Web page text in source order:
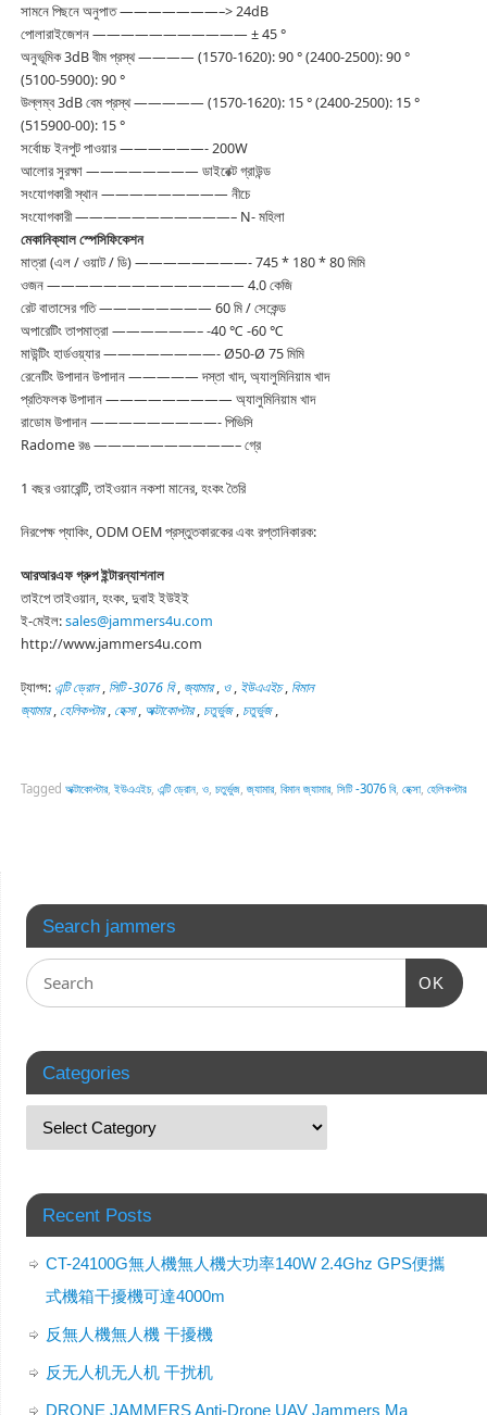
সামনে পিছনে অনুপাত ———————–> 24dB
পোলারাইজেশন ——————————— ± 45 °
অনুভূমিক 3dB বীম প্রস্থ ———— (1570-1620): 90 ° (2400-2500): 90 °
(5100-5900): 90 °
উল্লম্ব 3dB বেম প্রস্থ ————— (1570-1620): 15 ° (2400-2500): 15 °
(515900-00): 15 °
সর্বোচ্চ ইনপুট পাওয়ার ——————- 200W
আলোর সুরক্ষা ———————— ডাইরেক্ট গ্রাউন্ড
সংযোগকারী স্থান ————————— নীচে
সংযোগকারী ———————————– N- মহিলা
মেকানিক্যাল স্পেসিফিকেশন
মাত্রা (এল / ওয়াট / ডি) ————————- 745 * 180 * 80 মিমি
ওজন —————————————— 4.0 কেজি
রেট বাতাসের গতি ———————— 60 মি / সেকেন্ড
অপারেটিং তাপমাত্রা ——————– -40 ℃ -60 ℃
মাউন্টিং হার্ডওয়্যার ————————- Ø50-Ø 75 মিমি
রেনেটিং উপাদান উপাদান ————— দস্তা খাদ, অ্যালুমিনিয়াম খাদ
প্রতিফলক উপাদান ————————— অ্যালুমিনিয়াম খাদ
রাডোম উপাদান —————————- পিভিসি
Radome রঙ ——————————– গ্রে
1 বছর ওয়ারেন্টি, তাইওয়ান নকশা মানের, হংকং তৈরি
নিরপেক্ষ প্যাকিং, ODM OEM প্রস্তুতকারকের এবং রপ্তানিকারক:
আরআরএফ গ্রুপ ইন্টারন্যাশনাল
তাইপে তাইওয়ান, হংকং, দুবাই ইউইই
ই-মেইল:sales@jammers4u.com
http://www.jammers4u.com
ট্যাগ্স: এন্টি ড্রোন, সিটি -3076 বি, জ্যামার, ও, ইউএএইচ, বিমান
জ্যামার, হেলিকপ্টার, হেক্সা, অক্টাকোপ্টার, চতুর্ভুজ, চতুর্ভুজ,
Tagged অক্টাকোপ্টার, ইউএএইচ, এন্টি ড্রোন, ও, চতুর্ভুজ,জ্যামার, বিমান জ্যামার, সিটি -3076 বি, হেক্সা, হেলিকপ্টার
Search jammers
OK
Categories
Recent Posts
CT-24100G無人機無人機大功率140W 2.4Ghz GPS便攜
式機箱干擾機可達4000m
反無人機無人機 干擾機
反无人机无人机 干扰机
DRONE JAMMERS Anti-Drone UAV Jammers Ma